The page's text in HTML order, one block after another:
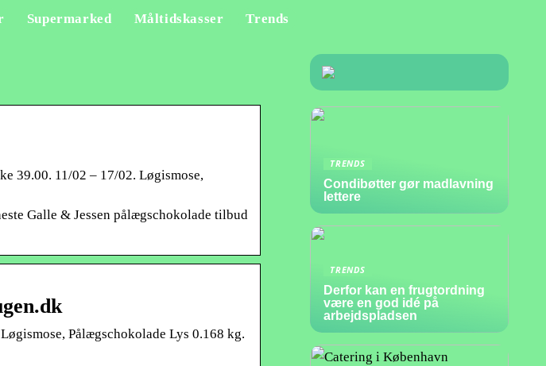
Supermarked Måltidskasser Trends
39.00. 11/02 – 17/02. Løgismose,
Galle & Jessen pålægschokolade tilbud
Pålægschokolade Lys 0.168 kg.
TRENDS
Condibøtter gør madlavning
lettere
TRENDS
Derfor kan en frugtordning
være en god idé på
arbejdspladsen